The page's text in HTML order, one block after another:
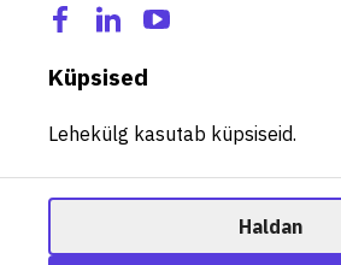
Küpsised
Lehekülg kasutab küpsiseid.
Haldan